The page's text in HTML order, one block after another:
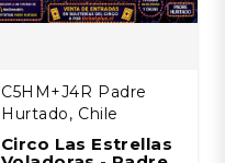
C5HM+J4R Padre
Hurtado, Chile
Circo Las Estrellas